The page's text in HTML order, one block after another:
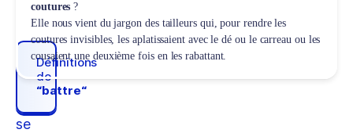
Définitions
de
“battre“
se
coutures ?
Elle nous vient du jargon des tailleurs qui, pour rendre les
coutures invisibles, les aplatissaient avec le dé ou le carreau ou les
cousaient une deuxième fois en les rabattant.